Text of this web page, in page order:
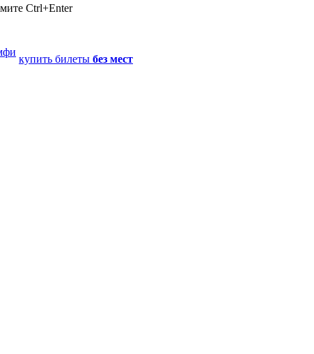
Ctrl+Enter
купить билеты без мест